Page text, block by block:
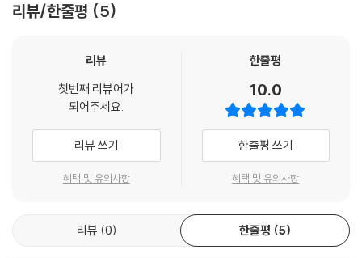
리뷰/한줄평 5
리뷰
첫번째 리뷰어가
되어주세요.
리뷰 쓰기
혜택 및 유의사항
한줄평
10.0
한줄평 쓰기
혜택 및 유의사항
리뷰 0 한줄평 5